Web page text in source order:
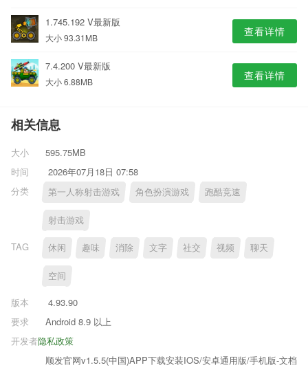
1.745.192 V最新版
大小 93.31MB 查看详情
7.4.200 V最新版
大小 6.88MB 查看详情
相关信息
大小
595.75MB
时间
2026年07月18日 07:58
分类
第一人称射击游戏 角色扮演游戏 跑酷竞速
射击游戏
TAG 休闲 趣味 消除 文字 社交 视频 聊天
空间
版本
4.93.90
要求
Android 8.9 以上
隐私政策
开发者
顺发官网v1.5.5(中国)APP下载安装IOS/安卓通用版/手机版-文档